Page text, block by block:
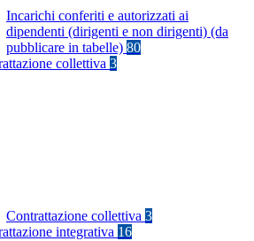
Incarichi conferiti e autorizzati ai
dipendenti (dirigenti e non dirigenti) (da
pubblicare in tabelle) 80
collettiva 3
Contrattazione collettiva 3
integrativa 16